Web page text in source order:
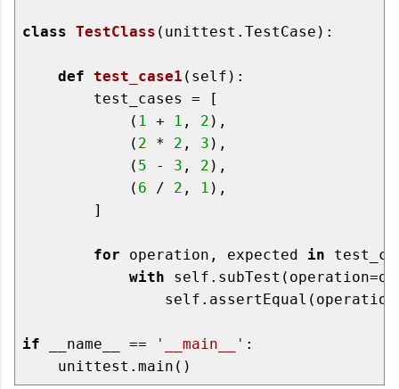
class TestClass (unittest.TestCase) :
def test_case1 (self) :
        test_cases = [
            (
1 + 1 , 2 ),
            (
2 * 2 , 3 ),
            (
5 - 3 , 2 ),
            (
6 / 2 , 1 ),
        ]
for operation, expected in
with
if __name__ == '__main__' :